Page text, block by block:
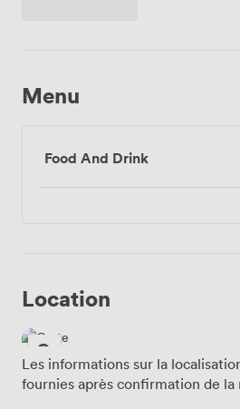
Menu
Food And Drink
Location
Les informations sur la
fournies après confirmation de la